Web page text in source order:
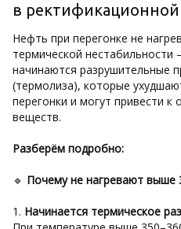
в ректификационной
Нефть при перегонке не
термической
начинаются разрушительные
(термолиза), которые
перегонки и могут привести
веществ.
Разберём подробно:
🔹 Почему не нагревают выше
1. Начинается термическое